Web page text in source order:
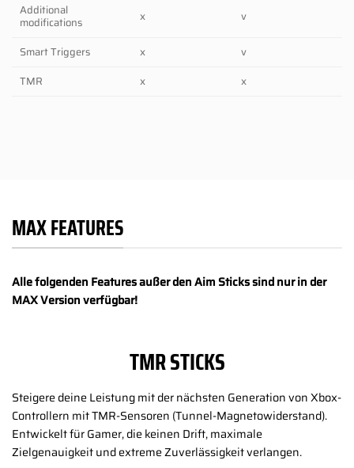
Additional
modifications x v
Smart Triggers x
v
TMR
x x
MAX FEATURES
Alle folgenden Features außer den Aim Sticks sind nur in der
MAX Version verfügbar!
TMR STICKS
Steigere deine Leistung mit der nächsten Generation von Xbox-
Controllern mit TMR-Sensoren (Tunnel-Magnetowiderstand).
Entwickelt für Gamer, die keinen Drift, maximale
Zielgenauigkeit und extreme Zuverlässigkeit verlangen.